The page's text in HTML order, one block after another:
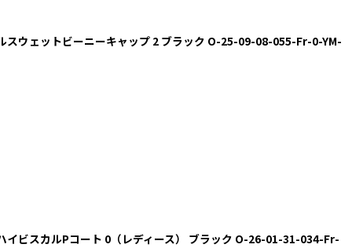
スウェットビーニーキャップ 2 ブラック O-25-09-08-055-Fr-0-YM-
イビスカルPコート 0（レディース） ブラック O-26-01-31-034-Fr-